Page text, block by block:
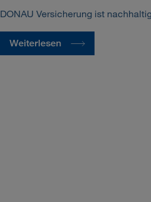
DONAU Versicherung ist
Weiterlesen